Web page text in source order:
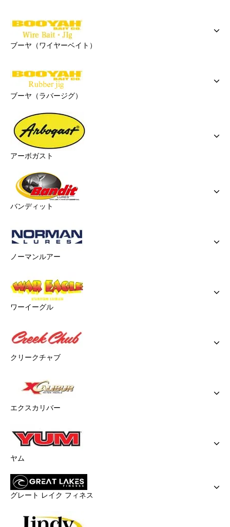
ブーヤ（ワイヤーベイト）
ブーヤ（ラバージグ）
アーボガスト
バンディット
ノーマンルアー
ワーイーグル
クリークチャブ
エクスカリバー
ヤム
グレート レイク フィネス